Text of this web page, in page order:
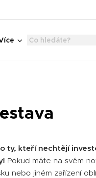
ty, kteří nechtějí
Pokud máte na svém
nebo jiném zařízení